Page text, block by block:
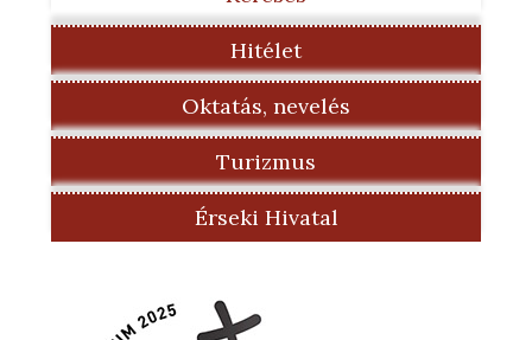
Hitélet
Oktatás, nevelés
Turizmus
Érseki Hivatal